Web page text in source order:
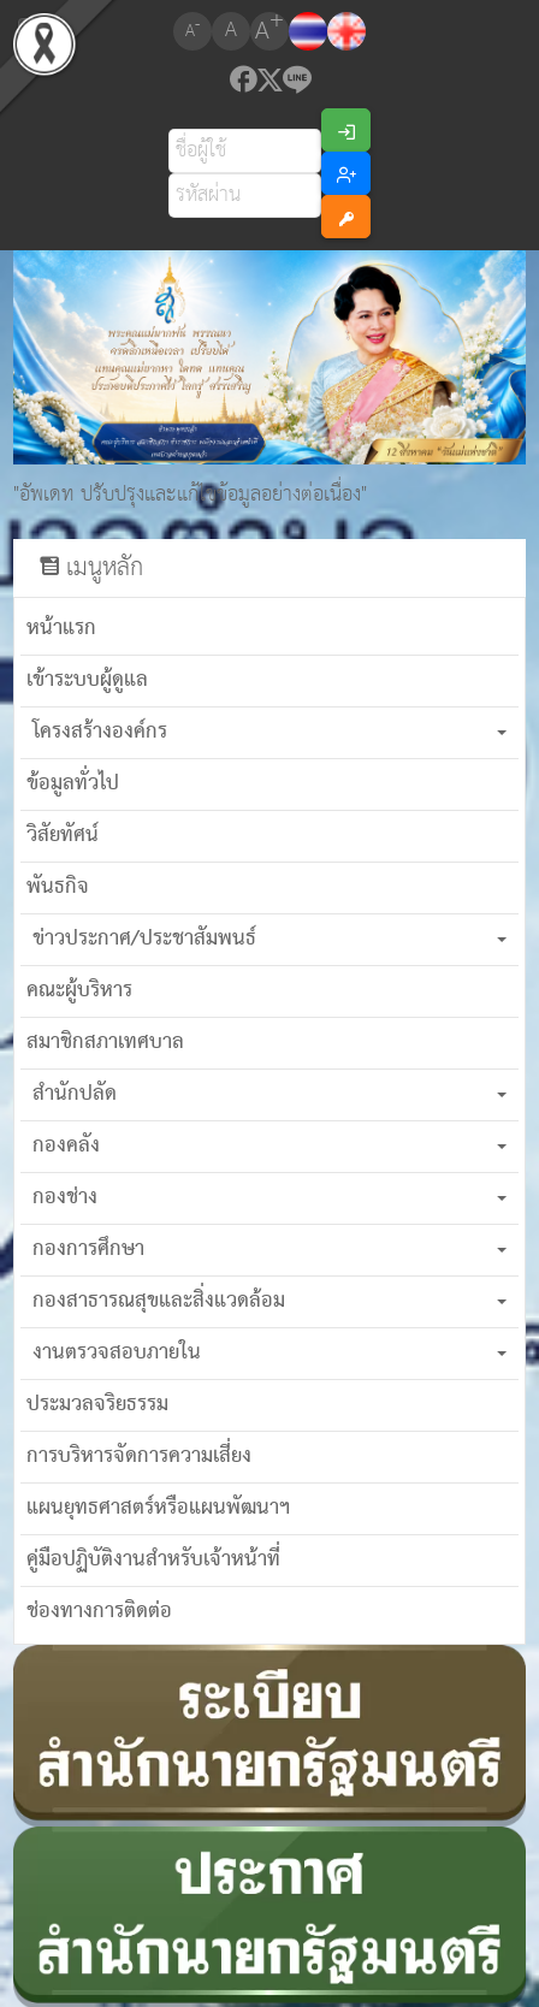
A- A A+
"อัพเดท ปรับปรุงและแก้ไขข้อมูลอย่างต่อเนื่อง"
เมนูหลัก
หน้าแรก
เข้าระบบผู้ดูแล
โครงสร้างองค์กร
ข้อมูลทั่วไป
วิสัยทัศน์
พันธกิจ
ข่าวประกาศ/ประชาสัมพนธ์
คณะผู้บริหาร
สมาชิกสภาเทศบาล
สำนักปลัด
กองคลัง
กองช่าง
กองการศึกษา
กองสาธารณสุขและสิ่งแวดล้อม
งานตรวจสอบภายใน
ประมวลจริยธรรม
การบริหารจัดการความเสี่ยง
แผนยุทธศาสตร์หรือแผนพัฒนาฯ
คู่มือปฏิบัติงานสำหรับเจ้าหน้าที่
ช่องทางการติดต่อ